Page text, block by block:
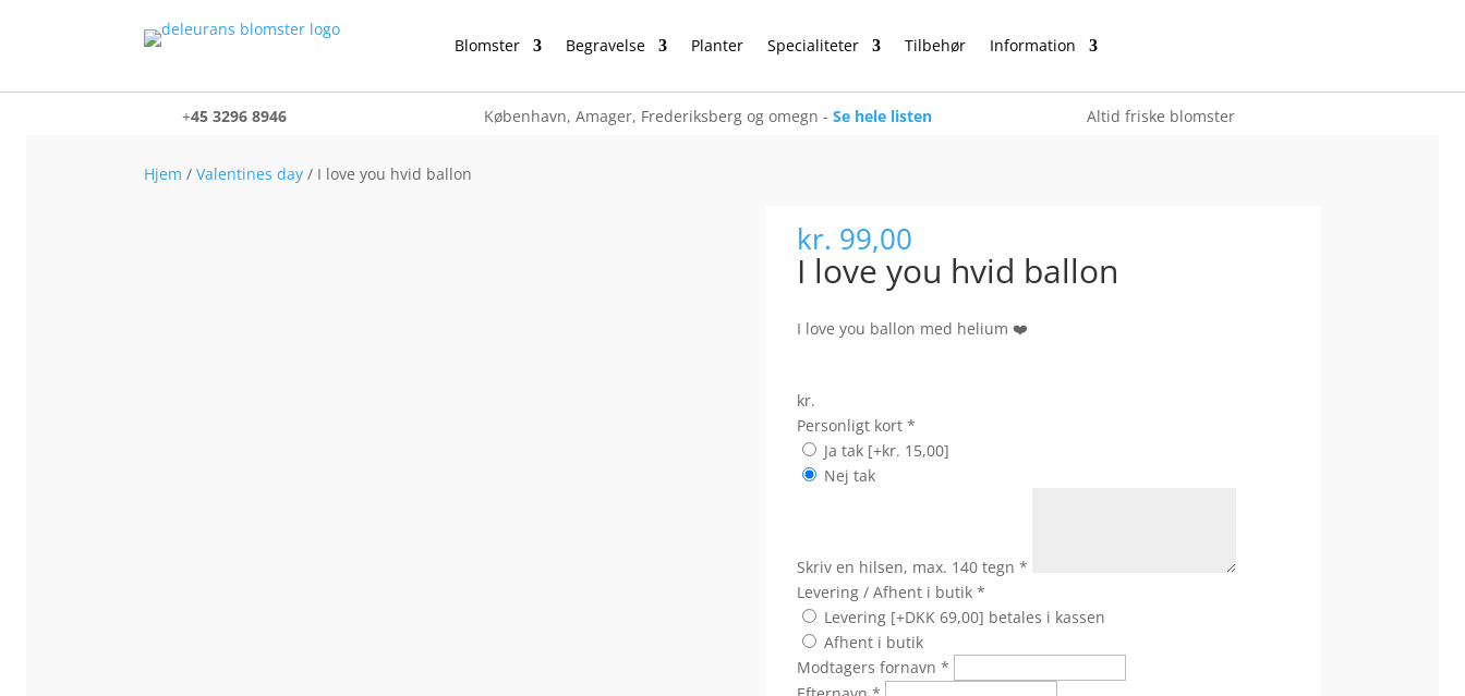
Blomster Begravelse Planter Specialiteter Tilbehør Information
+45 3296 8946 København, Amager, Frederiksberg og omegn - Se hele listen Altid friske blomster
Hjem / Valentines day / I love you hvid ballon
kr. 99,00
I love you hvid ballon
I love you ballon med helium ❤️
kr.
Personligt kort*
Ja tak [+kr. 15,00]
Nej tak
Skriv en hilsen, max. 140 tegn *
Levering / Afhent i butik*
Levering [+DKK 69,00] betales i kassen
Afhent i butik
Modtagers fornavn *